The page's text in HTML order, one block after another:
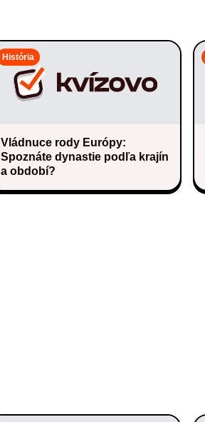
História
Vládnuce rody Európy:
Spoznáte dynastie podľa krajín
a období?